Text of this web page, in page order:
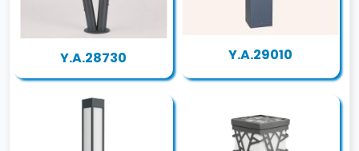
Y.A.28730 Y.A.29010